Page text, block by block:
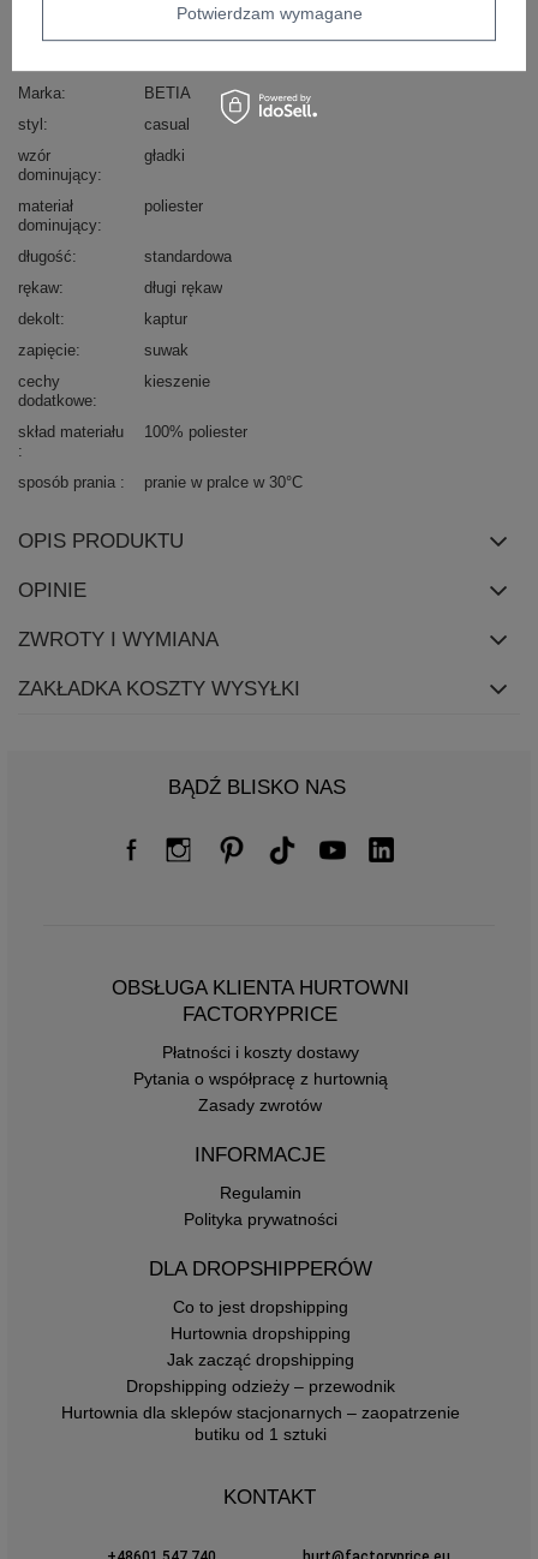
sposób prania : pranie w pralce w 30°C
Marka
BETIA
styl
casual
wzór
dominujący
gładki
materiał
dominujący
poliester
długość
standardowa
rękaw
długi rękaw
dekolt
kaptur
zapięcie
suwak
cechy
dodatkowe
kieszenie
skład materiału 100% poliester
sposób prania pranie w pralce w 30°C
OPIS PRODUKTU
OPINIE
ZWROTY I WYMIANA
ZAKŁADKA KOSZTY WYSYŁKI
BĄDŹ BLISKO NAS
OBSŁUGA KLIENTA HURTOWNI
FACTORYPRICE
Płatności i koszty dostawy
Pytania o współpracę z hurtownią
Zasady zwrotów
INFORMACJE
Regulamin
Polityka prywatności
DLA DROPSHIPPERÓW
Co to jest dropshipping
Hurtownia dropshipping
Jak zacząć dropshipping
Dropshipping odzieży – przewodnik
Hurtownia dla sklepów stacjonarnych – zaopatrzenie
butiku od 1 sztuki
KONTAKT
Potwierdzam wymagane